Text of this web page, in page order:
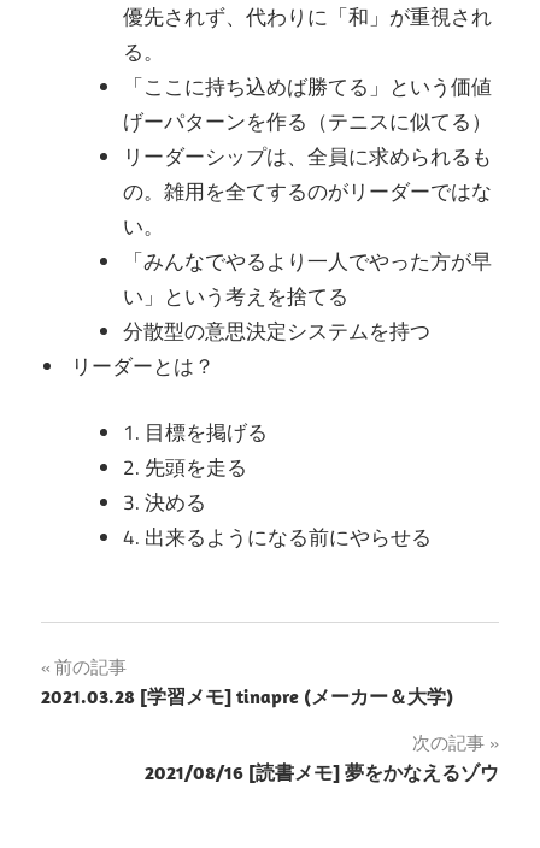
優先されず、代わりに「和」が重視され
る。
「ここに持ち込めば勝てる」という価値
げーパターンを作る（テニスに似てる）
リーダーシップは、全員に求められるも
の。雑用を全てするのがリーダーではな
い。
「みんなでやるより一人でやった方が早
い」という考えを捨てる
分散型の意思決定システムを持つ
リーダーとは？
1. 目標を掲げる
2. 先頭を走る
3. 決める
4. 出来るようになる前にやらせる
投
前の記事
2021.03.28 [学習メモ] tinapre (メーカー＆大学)
次の記事
2021/08/16 [読書メモ] 夢をかなえるゾウ